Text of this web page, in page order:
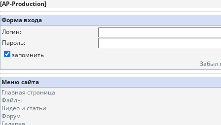
[AP-Production]
Форма входа
Логин:
Пароль:
запомнить
Забыл
Меню сайта
Главная страница
Файлы
Видео и статьи
Форум